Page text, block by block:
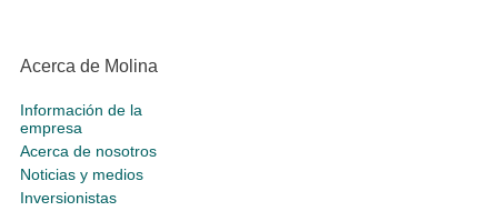
Acerca de Molina
Información de la
empresa
Acerca de nosotros
Noticias y medios
Inversionistas